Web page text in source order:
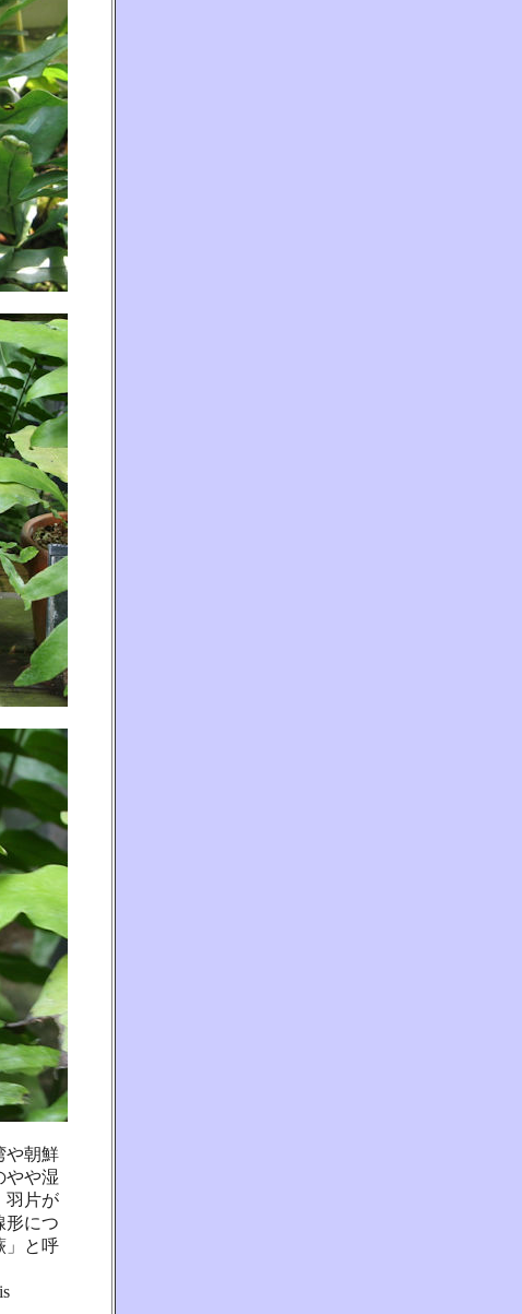
や朝鮮
やや湿
羽片が
形につ
」と呼